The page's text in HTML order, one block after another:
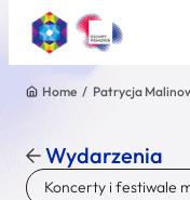
Znajdź
Nazwa atrakcji
Home / Patrycja
Wydarzenia
Koncerty i festiwale